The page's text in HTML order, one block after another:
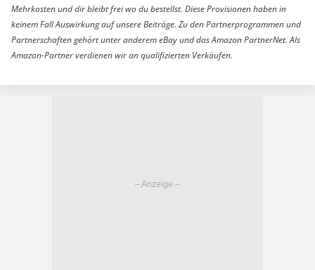
Mehrkosten und dir bleibt frei wo du bestellst. Diese Provisionen haben in
keinem Fall Auswirkung auf unsere Beiträge. Zu den Partnerprogrammen und
Partnerschaften gehört unter anderem eBay und das Amazon PartnerNet. Als
Amazon-Partner verdienen wir an qualifizierten Verkäufen.